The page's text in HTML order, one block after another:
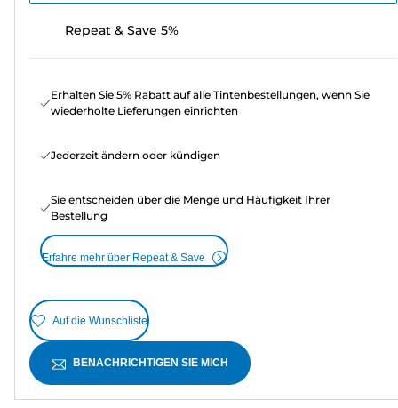
Repeat & Save 5%
Erhalten Sie 5% Rabatt auf alle Tintenbestellungen, wenn Sie
wiederholte Lieferungen einrichten
Jederzeit ändern oder kündigen
Sie entscheiden über die Menge und Häufigkeit Ihrer
Bestellung
Erfahre mehr über Repeat & Save
Auf die Wunschliste
BENACHRICHTIGEN SIE MICH